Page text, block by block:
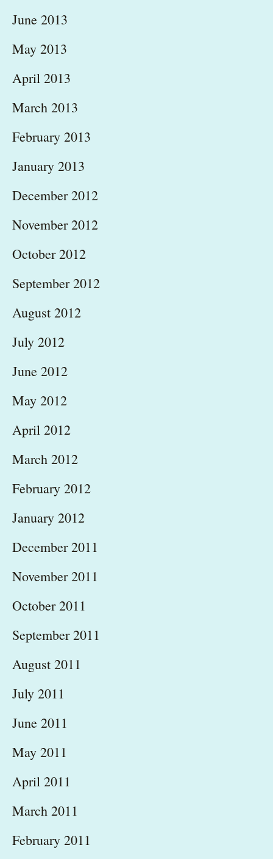
June 2013
May 2013
April 2013
March 2013
February 2013
January 2013
December 2012
November 2012
October 2012
September 2012
August 2012
July 2012
June 2012
May 2012
April 2012
March 2012
February 2012
January 2012
December 2011
November 2011
October 2011
September 2011
August 2011
July 2011
June 2011
May 2011
April 2011
March 2011
February 2011